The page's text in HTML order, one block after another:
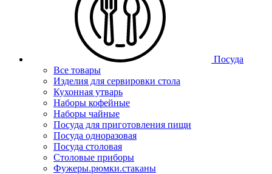
Посуда
Все товары
Изделия для сервировки стола
Кухонная утварь
Наборы кофейные
Наборы чайные
Посуда для приготовления пищи
Посуда одноразовая
Посуда столовая
Столовые приборы
Фужеры.рюмки.стаканы